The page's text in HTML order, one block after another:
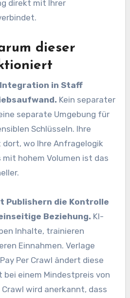
direkt mit Ihrer
dieser
in Staff
Kein separater
separate Umgebung für
Schlüsseln. Ihre
wo Ihre Anfragelogik
hohem Volumen ist das
Publishern die Kontrolle
Beziehung. KI-
Inhalte, trainieren
Einnahmen. Verlage
Per Crawl ändert diese
bei einem Mindestpreis von
wird anerkannt, dass